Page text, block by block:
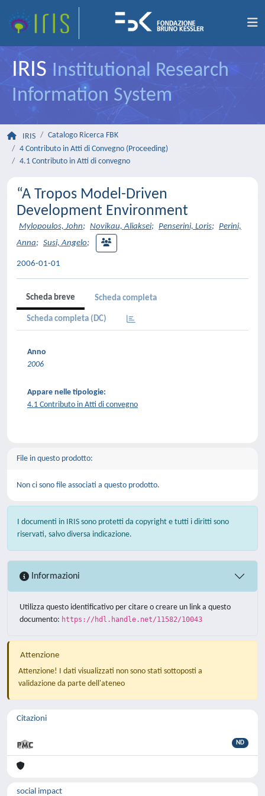
IRIS Institutional Research
Information System
IRIS
Catalogo Ricerca FBK
4 Contributo in Atti di Convegno (Proceeding)
4.1 Contributo in Atti di convegno
“A Tropos Model-Driven
Development Environment
Mylopoulos, John; Novikau, Aliaksei; Penserini, Loris; Perini,
Anna; Susi, Angelo;
2006-01-01
Scheda breve Scheda completa
Scheda completa (DC)
Anno
2006
Appare nelle tipologie:
4.1 Contributo in Atti di convegno
File in questo prodotto:
Non ci sono file associati a questo prodotto.
I documenti in IRIS sono protetti da copyright e tutti i diritti sono
riservati, salvo diversa indicazione.
Informazioni
Utilizza questo identificativo per citare o creare un link a questo
documento: https://hdl.handle.net/11582/10043
Attenzione
Attenzione! I dati visualizzati non sono stati sottoposti a
validazione da parte dell'ateneo
Citazioni
ND
social impact